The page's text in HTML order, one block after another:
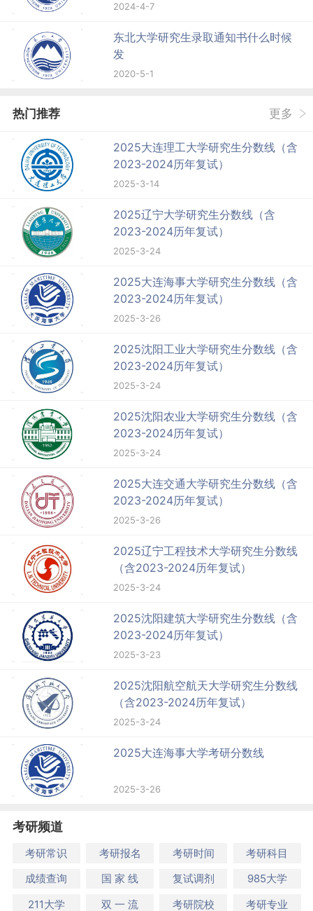
2024-4-7
东北大学研究生录取通知书什么时候
发
2020-5-1
热门推荐 更多
2025大连理工大学研究生分数线（含
2023-2024历年复试）
2025-3-14
2025辽宁大学研究生分数线（含
2023-2024历年复试）
2025-3-24
2025大连海事大学研究生分数线（含
2023-2024历年复试）
2025-3-26
2025沈阳工业大学研究生分数线（含
2023-2024历年复试）
2025-3-24
2025沈阳农业大学研究生分数线（含
2023-2024历年复试）
2025-3-24
2025大连交通大学研究生分数线（含
2023-2024历年复试）
2025-3-26
2025辽宁工程技术大学研究生分数线
（含2023-2024历年复试）
2025-3-24
2025沈阳建筑大学研究生分数线（含
2023-2024历年复试）
2025-3-23
2025沈阳航空航天大学研究生分数线
（含2023-2024历年复试）
2025-3-24
2025大连海事大学考研分数线
2025-3-26
考研频道
考研常识 考研报名 考研时间
考研科目
成绩查询
国 家 线 复试调剂
985大学
211大学
双 一 流 考研院校 考研专业